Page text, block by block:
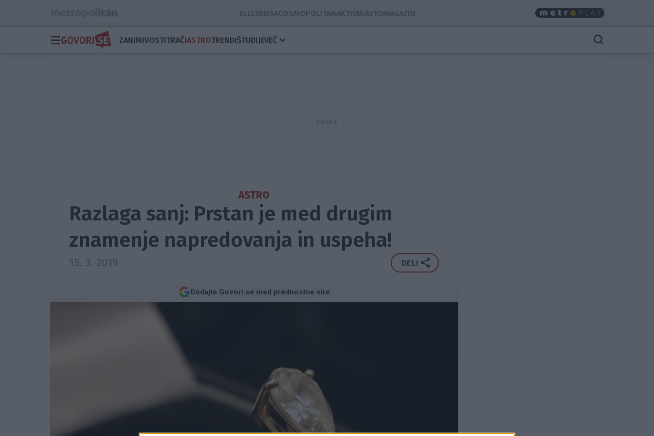
ELLESENSACOSMOPOLITANAKTIVNIAVTOMAGAZIN
ZANIMIVOSTITRAČIASTROTRENDIŠTUDIJEVEČ
ASTRO
Razlaga sanj: Prstan je med drugim
znamenje napredovanja in uspeha!
15. 3. 2019 DELI
Dodajte Govori.se med prednostne vire